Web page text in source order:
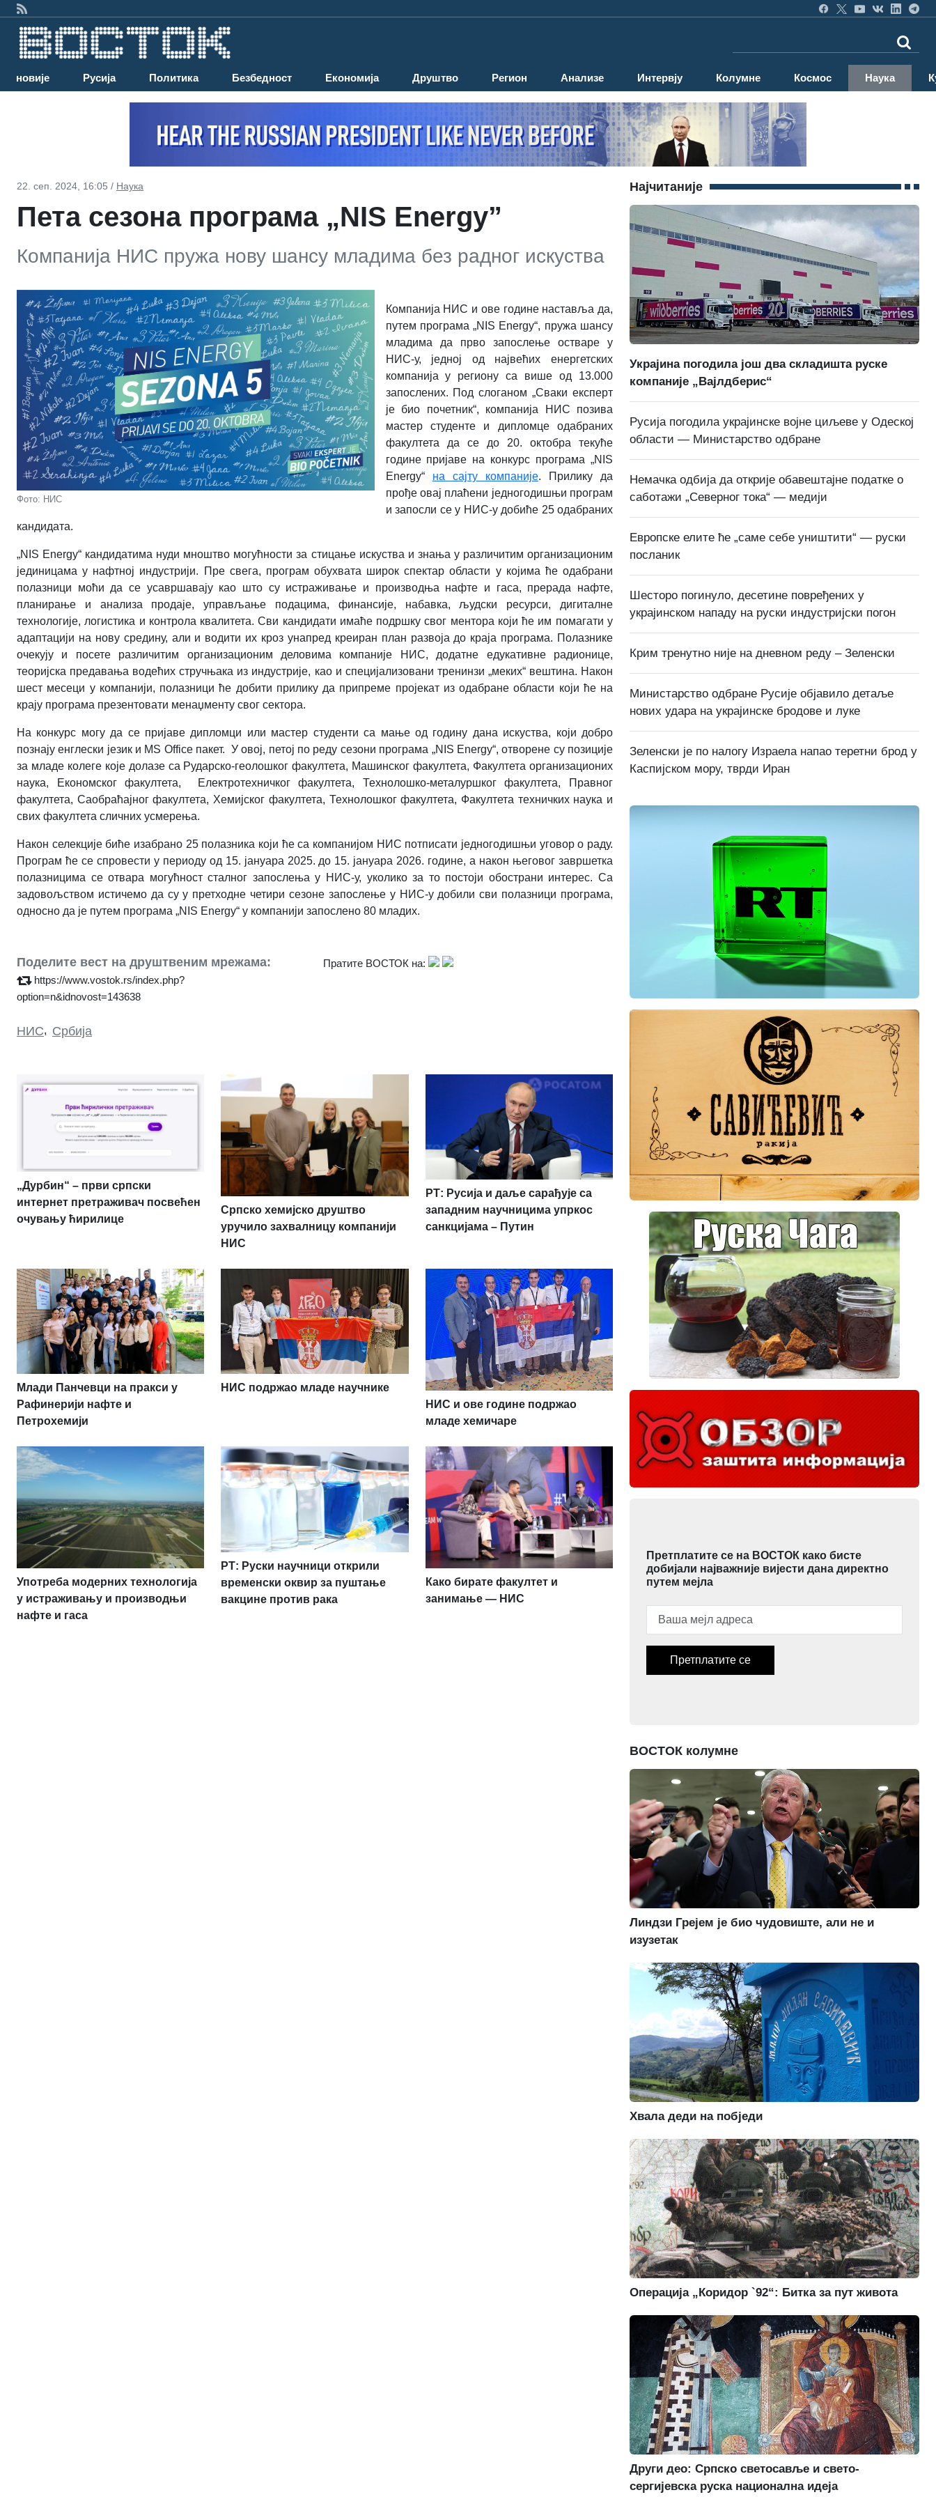
Најновије Русија Политика Безбедност Економија Друштво Регион Анализе Интервју Колумне Космос Наука
22. сеп. 2024, 16:05 / Наука
Пета сезона програма „NIS Energy”
Компанија НИС пружа нову шансу младима без радног искуства
Фото: НИС
Компанија НИС и ове године наставља да,
путем програма„NIS Energy“, пружа шансу
младима да прво запослење остваре у
НИС-у, једној од највећих енергетских
компанија у региону са више од 13.000
запослених. Под слоганом „Сваки експерт
је био почетник“, компанија НИС позива
мастер студенте и дипломце одабраних
факултета да се до 20. октобра текуће
године пријаве на конкурс програма „NIS
Energy“ на сајту компаније. Прилику да
прође овај плаћени једногодишњи програм
и запосли се у НИС-у добиће 25 одабраних
кандидата.
„NIS Energy“ кандидатима нуди мноштво могућности за стицање искуства и знања у различитим организационим
јединицама у нафтној индустрији. Пре свега, програм обухвата широк спектар области у којима ће одабрани
полазници моћи да се усавршавају као што су истраживање и производња нафте и гаса, прерада нафте,
планирање и анализа продаје, управљање подацима, финансије, набавка, људски ресурси, дигиталне
технологије, логистика и контрола квалитета. Сви кандидати имаће подршку свог ментора који ће им помагати у
адаптацији на нову средину, али и водити их кроз унапред креиран план развоја до краја програма. Полазнике
очекују и посете различитим организационим деловима компаније НИС, додатне едукативне радионице,
теоријска предавања водећих стручњака из индустрије, као и специјализовани тренинзи „меких“ вештина. Након
шест месеци у компанији, полазници ће добити прилику да припреме пројекат из одабране области који ће на
крају програма презентовати менаџменту свог сектора.
На конкурс могу да се пријаве дипломци или мастер студенти са мање од годину дана искуства, који добро
познају енглески језик и MS Office пакет. У овој, петој по реду сезони програма „NIS Energy“,отворене су позиције
за младе колеге које долазе са Рударско-геолошког факултета, Машинског факултета, Факултета организационих
наука, Економског факултета, Електротехничког факултета, Технолошко-металуршког факултета, Правног
факултета, Саобраћајног факултета, Хемијског факултета, Технолошког факултета, Факултета техничких наука и
свих факултета сличних усмерења.
Након селекције биће изабрано 25 полазника који ће са компанијом НИС потписати једногодишњи уговор о раду.
Програм ће се спровести у периоду од 15. јануара 2025. до 15. јануара 2026. године, а након његовог завршетка
полазницима се отвара могућност сталног запослења у НИС-у, уколико за то постоји обострани интерес. Са
задовољством истичемо да су у претходне четири сезоне запослење у НИС-у добили сви полазници програма,
односно да је путем програма „NIS Energy“ у компанији запослено 80 младих.
Поделите вест на друштвеним мрежама:
https://www.vostok.rs/index.php?
option=n&idnovost=143638
Пратите ВОСТОК на:
НИС, Србија
„Дурбин“ – први српски
интернет претраживач посвећен
очувању ћирилице
Српско хемијско друштво
уручило захвалницу компанији
НИС
РТ: Русија и даље сарађује са
западним научницима упркос
санкцијама – Путин
Млади Панчевци на пракси у
Рафинерији нафте и
Петрохемији
НИС подржао младе научнике
НИС и ове године подржао
младе хемичаре
Употреба модерних технологија
у истраживању и производњи
нафте и гаса
РТ: Руски научници открили
временски оквир за пуштање
вакцине против рака
Како бирате факултет и
занимање — НИС
Најчитаније
Украјина погодила још два складишта руске
компаније „Вајлдберис“
Русија погодила украјинске војне циљеве у Одеској
области — Министарство одбране
Немачка одбија да открије обавештајне податке о
саботажи „Северног тока“ — медији
Европске елите ће „саме себе уништити“ — руски
посланик
Шесторо погинуло, десетине повређених у
украјинском нападу на руски индустријски погон
Крим тренутно није на дневном реду – Зеленски
Министарство одбране Русије објавило детаље
нових удара на украјинске бродове и луке
Зеленски је по налогу Израела напао теретни брод у
Каспијском мору, тврди Иран
Претплатите се на ВОСТОК како бисте
добијали најважније вијести дана директно
путем мејла
Претплатите се
ВОСТОК колумне
Линдзи Грејем је био чудовиште, али не и
изузетак
Хвала деди на побједи
Операција „Коридор `92“: Битка за пут живота
Други део: Српско светосавље и свето-
сергијевска руска национална идеја